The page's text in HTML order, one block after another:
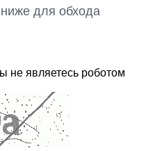
для обхода
не являетесь роботом